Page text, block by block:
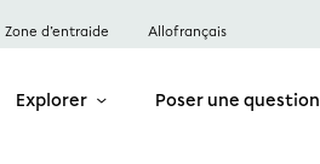
Zone d’entraide Allofrançais
Explorer Poser une question